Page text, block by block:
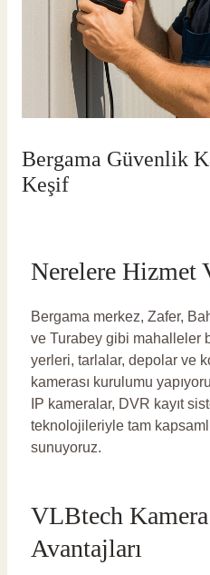
Bergama Güvenlik
Keşif
Nerelere Hizmet
Bergama merkez, Zafer,
ve Turabey gibi mahalleler
yerleri, tarlalar, depolar ve
kamerası kurulumu
IP kameralar, DVR kayıt
teknolojileriyle tam
sunuyoruz.
VLBtech
Avantajları